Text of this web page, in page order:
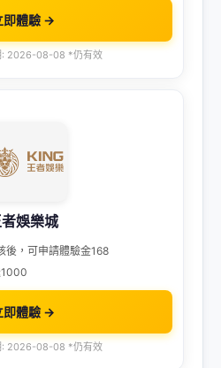
即體驗 →
: 2026-08-08 *仍有效
娛樂城
後，可申請體驗金168
即體驗 →
: 2026-08-08 *仍有效